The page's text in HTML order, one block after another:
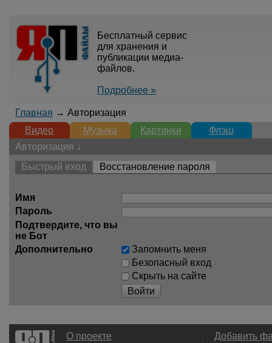
Бесплатный сервис
для хранения и
публикации медиа-
файлов.
Подробнее »
Главная → Авторизация
Видео
Музыка Картинки
Флэш
Авторизация ↓
Быстрый вход
Восстановление пароля
Имя
Пароль
Подтвердите, что вы
не Бот
Дополнительно
Запомнить меня
Безопасный вход
Скрыть на сайте
Войти
О проекте
Добавить